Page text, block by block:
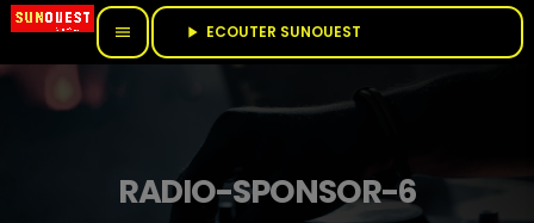
menu play_arrow
RADIO-SPONSOR-6